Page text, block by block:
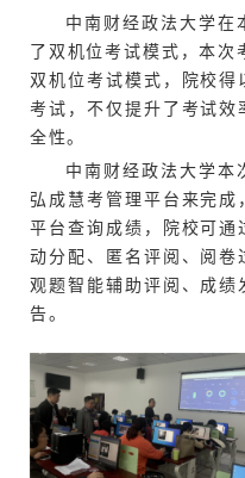
中南财经政法大学在
了双机位考试模式，本次
双机位考试模式，院校
考试，不仅提升了考试效
全性。
中南财经政法大学本
弘成慧考管理平台来完
平台查询成绩，院校可通
动分配、匿名评阅、阅卷
观题智能辅助评阅、成绩
告。